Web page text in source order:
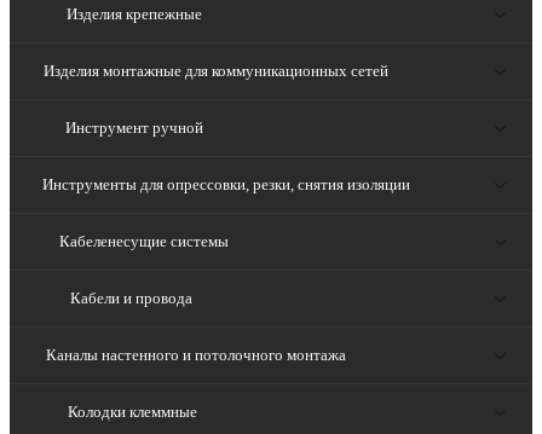
Изделия крепежные
Изделия монтажные для коммуникационных сетей
Инструмент ручной
Инструменты для опрессовки, резки, снятия изоляции
Кабеленесущие системы
Кабели и провода
Каналы настенного и потолочного монтажа
Колодки клеммные